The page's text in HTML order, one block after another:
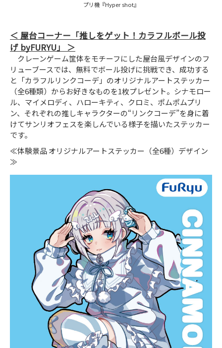
プリ機『Hyper shot』
屋台コーナー「推しをゲット！カラフルボール投
げ byFURYU」
クレーンゲーム筐体をモチーフにした屋台風デザインのフ
リューブースでは、無料でボール投げに挑戦でき、成功する
と「カラフルリンクコーデ」のオリジナルアートステッカー
（全6種類）からお好きなものを1枚プレゼント。シナモロー
ル、マイメロディ、ハローキティ、クロミ、ポムポムプリ
ン、それぞれの推しキャラクターの“リンクコーデ”を身に着
けてサンリオフェスを楽しんでいる様子を描いたステッカー
です。
≪体験景品 オリジナルアートステッカー（全6種）デザイン
≫